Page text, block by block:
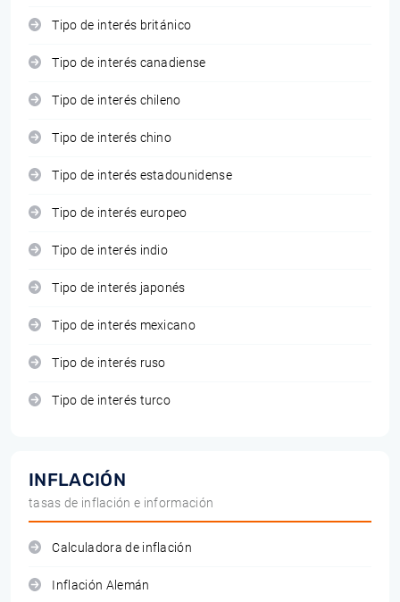
Tipo de interés británico
Tipo de interés canadiense
Tipo de interés chileno
Tipo de interés chino
Tipo de interés estadounidense
Tipo de interés europeo
Tipo de interés indio
Tipo de interés japonés
Tipo de interés mexicano
Tipo de interés ruso
Tipo de interés turco
INFLACIÓN
tasas de inflación e información
Calculadora de inflación
Inflación Alemán